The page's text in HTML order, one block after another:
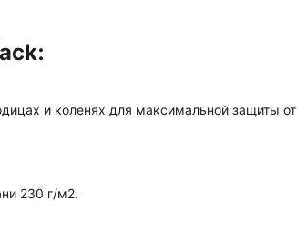
и коленях для максимальной защиты от
230 г/м2.